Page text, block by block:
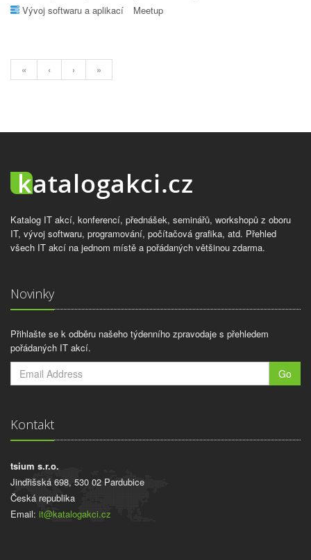
Vývoj softwaru a aplikací
Meetup
« ‹ › »
Katalog IT akcí, konferencí, přednášek, seminářů, workshopů z oboru
IT, vývoj softwaru, programování, počítačová grafika, atd. Přehled
všech IT akcí na jednom místě a pořádaných většinou zdarma.
Novinky
Přihlašte se k odběru našeho týdenního zpravodaje s přehledem
pořádaných IT akcí.
Go
Kontakt
tsium s.r.o.
Jindřišská 698, 530 02 Pardubice
Česká republika
Email: it@katalogakci.cz